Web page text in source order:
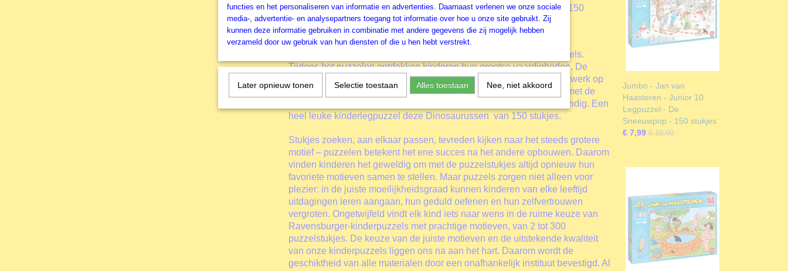
Kinderen vanaf 7 jaar zullen genieten van de Op Safari! puzzel met 150
stukjes.
Meer informatie
Ontsnap uit de realiteit en stap in de wereld van Ravensburger puzzels.
Tijdens het puzzelen ontdekken kinderen hun grootse vaardigheden. De
puzzelstukken zijn eenvoudiger te leggen. Het resultaat is een kunstwerk op
posterformaat dat in geen enkele kinderkamer misstaat. Dankzij de met de
hand gemaakte stansmessen is de vormvariatie van de stukjes oneindig. Een
heel leuke kinderlegpuzzel deze Dinosaurussen van 150 stukjes.
Stukjes zoeken, aan elkaar passen, tevreden kijken naar het steeds grotere
motief – puzzelen betekent het ene succes na het andere opbouwen. Daarom
vinden kinderen het geweldig om met de puzzelstukjes altijd opnieuw hun
favoriete motieven samen te stellen. Maar puzzels zorgen niet alleen voor
plezier: in de juiste moeilijkheidsgraad kunnen kinderen van elke leeftijd
uitdagingen leren aangaan, hun geduld oefenen en hun zelfvertrouwen
vergroten. Ongetwijfeld vindt elk kind iets naar wens in de ruime keuze van
Ravensburger-kinderpuzzels met prachtige motieven, van 2 tot 300
puzzelstukjes. De keuze van de juiste motieven en de uitstekende kwaliteit
van onze kinderpuzzels liggen ons na aan het hart. Daarom wordt de
geschiktheid van alle materialen door een onafhankelijk instituut bevestigd. Al
Jumbo - Jan van
Haasteren - Junior 10
Legpuzzel - De
Sneeuwpop - 150 stukjes
€ 7,99 € 10,00
functies en het personaliseren van informatie en advertenties. Daarnaast verlenen we onze sociale
media-, advertentie- en analysepartners toegang tot informatie over hoe u onze site gebruikt. Zij
kunnen deze informatie gebruiken in combinatie met andere gegevens die zij mogelijk hebben
verzameld door uw gebruik van hun diensten of die u hen hebt verstrekt.
Later opnieuw tonen Selectie toestaan Alles toestaan Nee, niet akkoord